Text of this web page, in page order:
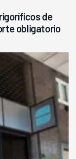
de
obligatorio